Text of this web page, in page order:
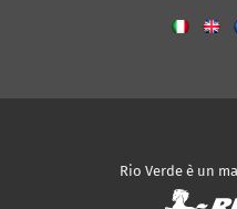
Rio Verde è un